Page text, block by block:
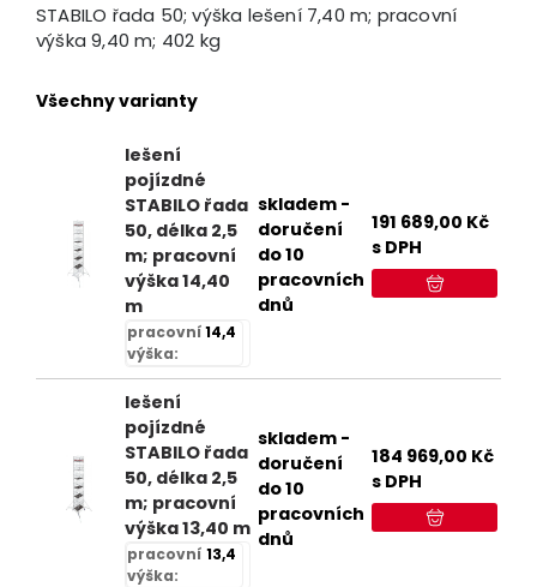
STABILO řada 50; výška lešení 7,40 m; pracovní
výška 9,40 m; 402 kg
Všechny varianty
lešení
pojízdné
STABILO řada
50, délka 2,5
m; pracovní
výška 14,40
m
pracovní
výška:
14,4
skladem -
doručení
do 10
pracovních
dnů
191 689,00 Kč
s DPH
lešení
pojízdné
STABILO řada
50, délka 2,5
m; pracovní
výška 13,40 m
pracovní
výška:
13,4
skladem -
doručení
do 10
pracovních
dnů
184 969,00 Kč
s DPH